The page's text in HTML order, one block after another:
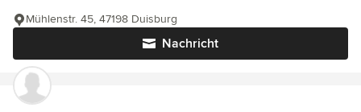
Nachricht
Mühlenstr. 45, 47198 Duisburg